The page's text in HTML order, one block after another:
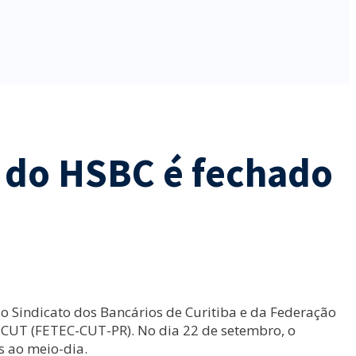
HSBC é fechado
dos Bancários de Curitiba e da Federação
(FETEC-CUT-PR). No dia 22 de setembro, o
ao meio-dia.